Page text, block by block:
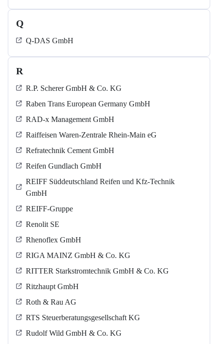
Q
Q-DAS GmbH
R
R.P. Scherer GmbH & Co. KG
Raben Trans European Germany GmbH
RAD-x Management GmbH
Raiffeisen Waren-Zentrale Rhein-Main eG
Refratechnik Cement GmbH
Reifen Gundlach GmbH
REIFF Süddeutschland Reifen und Kfz-Technik
GmbH
REIFF-Gruppe
Renolit SE
Rhenoflex GmbH
RIGA MAINZ GmbH & Co. KG
RITTER Starkstromtechnik GmbH & Co. KG
Ritzhaupt GmbH
Roth & Rau AG
RTS Steuerberatungsgesellschaft KG
Rudolf Wild GmbH & Co. KG